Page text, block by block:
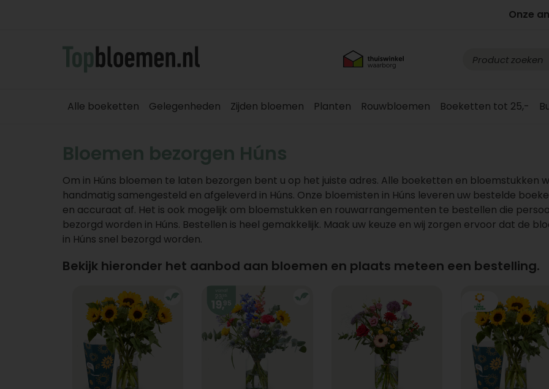
Onze
Alle boeketten Gelegenheden Zijden bloemen Planten Rouwbloemen Boeketten tot 25,-
Bloemen bezorgen Húns
Om in Húns bloemen te laten bezorgen bent u op het juiste adres. Alle boeketten en bloemstukken
handmatig samengesteld en afgeleverd in Húns. Onze bloemisten in Húns leveren uw bestelde
en accuraat af. Het is ook mogelijk om bloemstukken en rouwarrangementen te bestellen die
bezorgd worden in Húns. Bestellen is heel gemakkelijk. Maak uw keuze en wij zorgen ervoor dat de
in Húns snel bezorgd worden.
Bekijk hieronder het aanbod aan bloemen en plaats meteen een bestelling.